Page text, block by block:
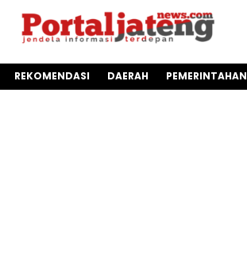
REKOMENDASI DAERAH PEMERINTAHAN